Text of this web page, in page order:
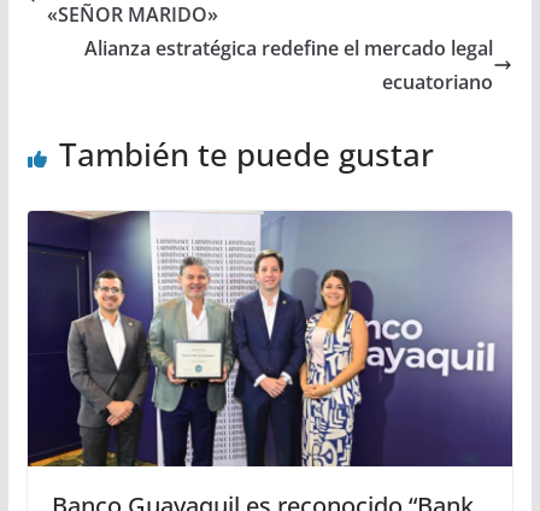
«SEÑOR MARIDO»
Alianza estratégica redefine el mercado legal
ecuatoriano
También te puede gustar